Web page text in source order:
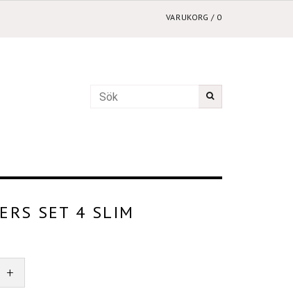
VARUKORG / 0
SET 4 SLIM
+